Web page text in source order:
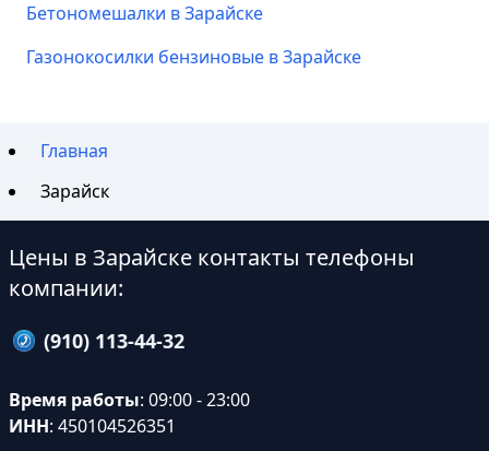
Бетономешалки в Зарайске
Газонокосилки бензиновые в Зарайске
Главная
Зарайск
Цены в Зарайске контакты телефоны
компании:
(910) 113-44-32
Время работы: 09:00 - 23:00
ИНН: 450104526351